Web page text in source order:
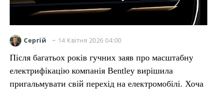
Сергій 14 Квітня 2026 04:00
Після багатьох років гучних заяв про масштабну
електрифікацію компанія Bentley вирішила
пригальмувати свій перехід на електромобілі. Хоча